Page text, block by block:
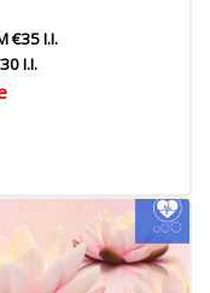
€35 I.I.
I.I.